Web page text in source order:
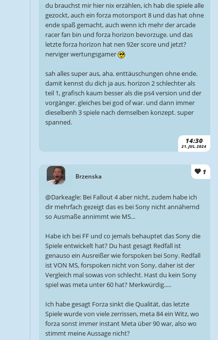
14:30
21. JUL. 2024
du brauchst mir hier nix erzählen, ich hab die spiele alle
gezockt, auch ein forza motorsport 8 und das hat ohne
ende spaß gemacht, auch wenn ich mehr der arcade
racer fan bin und forza horizon bevorzuge. und das
letzte forza horizon hat nen 92er score und jetzt?
nerviger wertungsgamer
sah alles super aus, aha. enttäuschungen ohne ende.
damit kennst du dich ja aus. horizon 2 schlechter als
teil 1, grafisch kaum besser als die ps4 version und der
vorgänger. gleiches bei god of war. und dann immer
dieselbenh 3 spiele nach demselben konzept. super
spanned.
Brzenska
1
@Darkeagle: Bei Fallout 4 aber nicht, zudem habe ich
dir mehrfach gezeigt das es bei Sony nicht annähernd
so Ausmaße annimmt wie MS...
Habe ich bei FF und co jemals behauptet das Sony die
Spiele entwickelt hat? Du hast gesagt Redfall ist
genauso ein Ausreißer wie forspoken bei Sony. Redfall
ist VON MS, forspoken nicht von Sony, daher ist der
Vergleich mal sowas von schlecht. Hast du kein Sony
spiel was meta unter 60 hat? Merkwürdig.....
Ich habe gesagt Forza sinkt die Qualität, das letzte
Spiele wurde von viele zerrissen, meta 84 ein Witz, wo
forza sonst immer instant Meta über 90 war, also wo
stimmt meine Aussage nicht?